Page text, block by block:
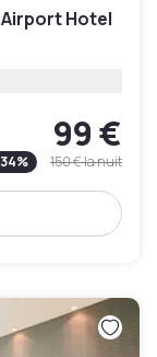
Hotel
99 €
34% 150 €la nuit